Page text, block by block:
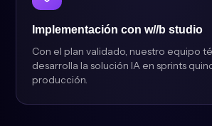
Implementación con w//b studio
Con el plan validado, nuestro equipo
desarrolla la solución IA en sprints
producción.